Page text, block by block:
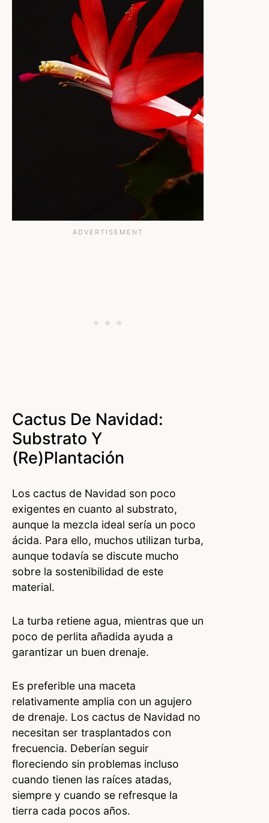
Cactus De Navidad:
Substrato Y
(re)plantación
Los cactus de Navidad son poco
exigentes en cuanto al substrato,
aunque la mezcla ideal sería un poco
ácida. Para ello, muchos utilizan turba,
aunque todavía se discute mucho
sobre la sostenibilidad de este
material.
La turba retiene agua, mientras que un
poco de perlita añadida ayuda a
garantizar un buen drenaje.
Es preferible una maceta
relativamente amplia con un agujero
de drenaje. Los cactus de Navidad no
necesitan ser trasplantados con
frecuencia. Deberían seguir
floreciendo sin problemas incluso
cuando tienen las raíces atadas,
siempre y cuando se refresque la
tierra cada pocos años.